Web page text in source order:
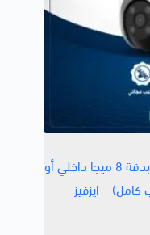
بكج كاميرات مراقبة واي فاي عدد 2 بدقة 8 ميجا داخلي أو